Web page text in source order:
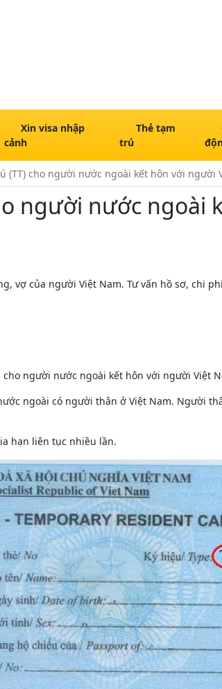
Xin visa nhập
cảnh
Thẻ tạm
trú
(TT) cho người nước ngoài kết hôn với người
người nước ngoài
vợ của người Việt Nam. Tư vấn hồ sơ, chi
người nước ngoài kết hôn với người Việt
ngoài có người thân ở Việt Nam. Người
hạn liên tục nhiều lần.